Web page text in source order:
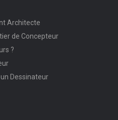
Architecte
de Concepteur
?
Dessinateur